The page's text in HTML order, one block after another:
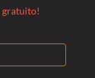
gratuito!